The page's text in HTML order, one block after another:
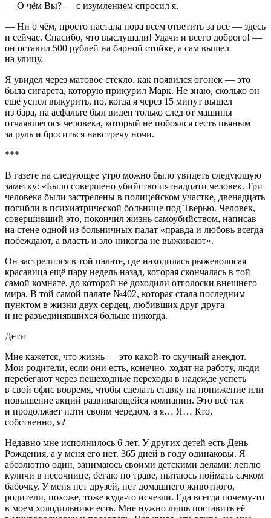
— О чём Вы? — с изумлением спросил я.
— Ни о чём, просто настала пора всем ответить за всё — здесь
и сейчас. Спасибо, что выслушали! Удачи и всего доброго! —
он оставил 500 рублей на барной стойке, а сам вышел
на улицу.
Я увидел через матовое стекло, как появился огонёк — это
была сигарета, которую прикурил Марк. Не знаю, сколько он
ещё успел выкурить, но, когда я через 15 минут вышел
из бара, на асфальте был виден только след от машины
отчаявшегося человека, который не побоялся сесть пьяным
за руль и броситься навстречу ночи.
***
В газете на следующее утро можно было увидеть следующую
заметку: «Было совершено убийство пятнадцати человек. Три
человека были застрелены в полицейском участке, двенадцать
погибли в психиатрической больнице под Тверью. Человек,
совершивший это, покончил жизнь самоубийством, написав
на стене одной из больничных палат «правда и любовь всегда
побеждают, а власть и зло никогда не выживают».
Он застрелился в той палате, где находилась рыжеволосая
красавица ещё пару недель назад, которая скончалась в той
самой комнате, до которой не доходили отголоски внешнего
мира. В той самой палате №402, которая стала последним
пунктом в жизни двух сердец, любивших друг друга
и не разъединявшихся больше никогда.
Дети
Мне кажется, что жизнь — это какой-то скучный анекдот.
Мои родители, если они есть, конечно, ходят на работу, люди
перебегают через пешеходные переходы в надежде успеть
в свой офис вовремя, чтобы сделать ставку на понижение или
повышение акций развивающейся компании. Это всё так
и продолжает идти своим чередом, а я… Я… Кто,
собственно, я?
Недавно мне исполнилось 6 лет. У других детей есть День
Рождения, а у меня его нет. 365 дней в году одинаковы. Я
абсолютно один, занимаюсь своими детскими делами: леплю
куличи в песочнице, бегаю по траве, пытаюсь поймать сачком
бабочку. У меня нет друзей, нет домашнего животного,
родители, похоже, тоже куда-то исчезли. Еда всегда почему-то
в моем холодильнике есть. Мне нужно лишь поставить её